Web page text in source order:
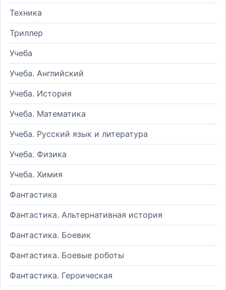
Техника
Триллер
Учеба
Учеба. Английский
Учеба. История
Учеба. Математика
Учеба. Русский язык и литература
Учеба. Физика
Учеба. Химия
Фантастика
Фантастика. Альтернативная история
Фантастика. Боевик
Фантастика. Боевые роботы
Фантастика. Героическая